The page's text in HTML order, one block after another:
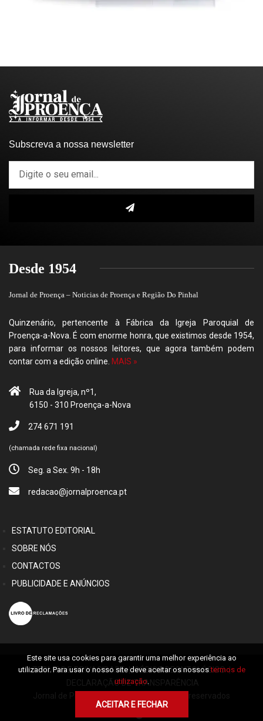
Subscreva a nossa newsletter
Desde 1954
Jornal de Proença – Noticias de Proença e Região Do Pinhal
Quinzenário, pertencente à Fábrica da Igreja Paroquial de
Proença-a-Nova. É com enorme honra, que existimos desde 1954,
para informar os nossos leitores, que agora também podem
contar com a edição online. MAIS »
Rua da Igreja, nº1,
6150 - 310 Proença-a-Nova
274 671 191
(chamada rede fixa nacional)
Seg. a Sex. 9h - 18h
redacao@jornalproenca.pt
ESTATUTO EDITORIAL
SOBRE NÓS
CONTACTOS
PUBLICIDADE E ANÚNCIOS
TERMOS E PRIVACIDADE|CÓDIGO DEONTOLÓGICO|
DECLARAÇÃO DE TRANSPARÊNCIA
Este site usa cookies para garantir uma melhor experiência ao
utilizador. Para usar o nosso site deve aceitar os nossostermos de
utilização.
ACEITAR E FECHAR